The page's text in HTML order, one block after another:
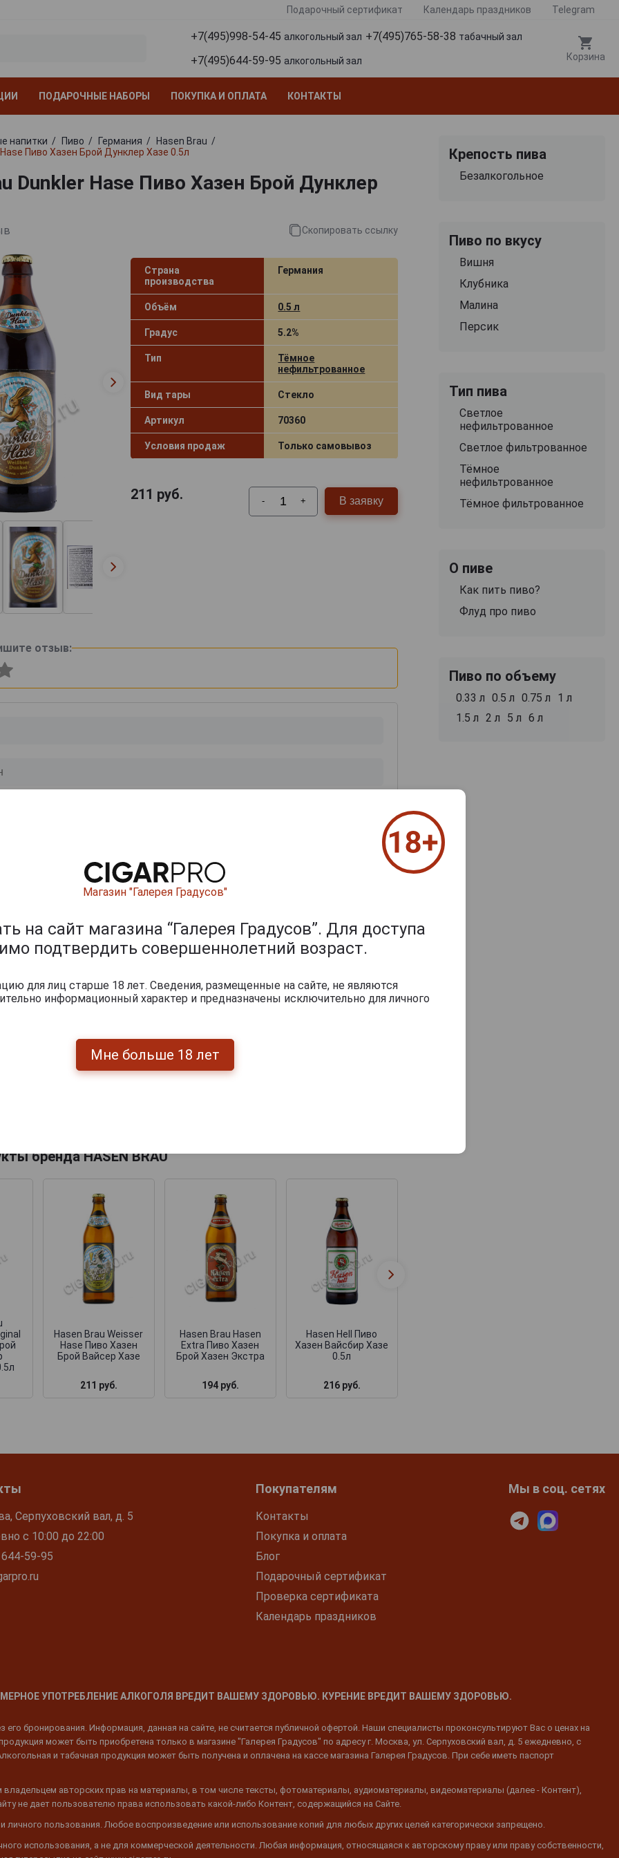
Подарочный сертификат Календарь праздников Telegram
+7(495)998-54-45 алкогольный зал +7(495)765-58-38 табачный зал
+7(495)644-59-95 алкогольный зал Корзина
ПОДАРОЧНЫЕ НАБОРЫ ПОКУПКА И ОПЛАТА КОНТАКТЫ
напитки Пиво Германия
Hasen Brau
Пиво Хазен Брой Дунклер Хазе 0.5л
Dunkler Hase Пиво Хазен Брой Дунклер
Скопировать ссылку
Страна
производства
Германия
Объём 0.5 л
Градус 5.2%
Тип
Тёмное
нефильтрованное
Вид тары Стекло
Артикул 70360
Условия продаж Только самовывоз
211 руб. - + В заявку
отзыв:
из 2000 знаков
бренда HASEN BRAU
Hasen Brau Weisser
Hase Пиво Хазен
Брой Вайсер Хазе
211 руб.
Hasen Brau Hasen
Extra Пиво Хазен
Брой Хазен Экстра
194 руб.
Hasen Hell Пиво
Хазен Вайсбир Хазе
0.5л
216 руб.
Крепость пива
Безалкогольное
Пиво по вкусу
Вишня
Клубника
Малина
Персик
Тип пива
Светлое
нефильтрованное
Светлое фильтрованное
Тёмное
нефильтрованное
Тёмное фильтрованное
О пиве
Как пить пиво?
Флуд про пиво
Пиво по объему
0.33 л 0.5 л 0.75 л
1 л
1.5 л
2 л 5 л 6 л
Серпуховский вал, д. 5
с 10:00 до 22:00
59-95
Покупателям
Контакты
Покупка и оплата
Блог
Подарочный сертификат
Проверка сертификата
Календарь праздников
Мы в соц. сетях
УПОТРЕБЛЕНИЕ АЛКОГОЛЯ ВРЕДИТ ВАШЕМУ ЗДОРОВЬЮ. КУРЕНИЕ ВРЕДИТ ВАШЕМУ ЗДОРОВЬЮ.
бронирования. Информация, данная на сайте, не считается публичной офертой. Наши специалисты проконсультируют Вас о ценах на
может быть приобретена только в магазине "Галерея Градусов" по адресу г. Москва, ул. Серпуховский вал, д. 5 ежедневно, с
и табачная продукция может быть получена и оплачена на кассе магазина Галерея Градусов. При себе иметь паспорт
авторских прав на материалы, в том числе тексты, фотоматериалы, аудиоматериалы, видеоматериалы (далее - Контент),
не дает пользователю права использовать какой-либо Контент, содержащийся на Сайте.
пользования. Любое воспроизведение или использование копий для любых других целей категорически запрещено.
использования, а не для коммерческой деятельности. Любая информация, относящаяся к авторскому праву или праву собственности,
Магазин "Галерея Градусов"
на сайт магазина “Галерея Градусов”. Для доступа
подтвердить совершеннолетний возраст.
для лиц старше 18 лет. Сведения, размещенные на сайте, не являются
информационный характер и предназначены исключительно для личного
Мне больше 18 лет